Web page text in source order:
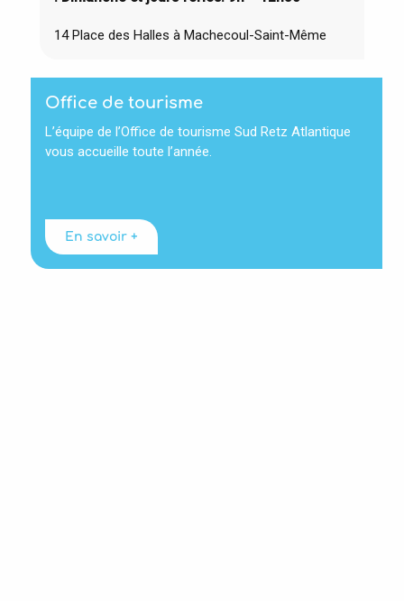
14 Place des Halles à Machecoul-Saint-Même
Office de tourisme
L’équipe de l’Office de tourisme Sud Retz Atlantique
vous accueille toute l’année.
En savoir +